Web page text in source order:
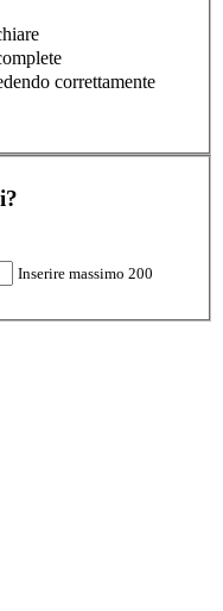
correttamente
Inserire massimo 200